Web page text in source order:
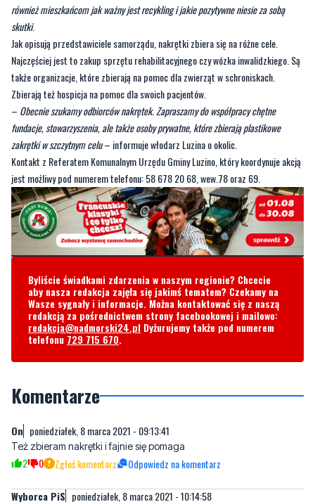
Najczęściej jest to zakup sprzętu rehabilitacyjnego czy wózka inwalidzkiego. Są
także organizacje, które zbierają na pomoc dla zwierząt w schroniskach.
Zbierają też hospicja na pomoc dla swoich pacjentów.
–Obecnie szukamy odbiorców nakrętek. Zapraszamy do współpracy chętne
fundacje, stowarzyszenia, ale także osoby prywatne, które zbierają plastikowe
zakrętki w szczytnym celu– informuje włodarz Luzina o okolic.
Kontakt z Referatem Komunalnym Urzędu Gminy Luzino, który koordynuje akcją
jest możliwy pod numerem telefonu: 58 678 20 68, wew.78 oraz 69.
Byliście świadkami zdarzenia w naszym regionie? Chcecie
aby nasza redakcja zajęła się jakimś tematem? Czekamy na
Wasze sygnały i informacje. Można kontaktować się z naszą
redakcja@nadmorski24.plDyżurujemy także pod numerem
telefonu729 715 670.
Komentarze
Też zbieram nakrętki i fajnie się pomaga
Wyborca PiS poniedziałek, 8 marca 2021 - 10:14:58
To rząd PiS nie pomaga chorym? Przecież w TVP na okrągło dudni
przodu a ludom żyje się coraz lepiej i są coraz bardziej